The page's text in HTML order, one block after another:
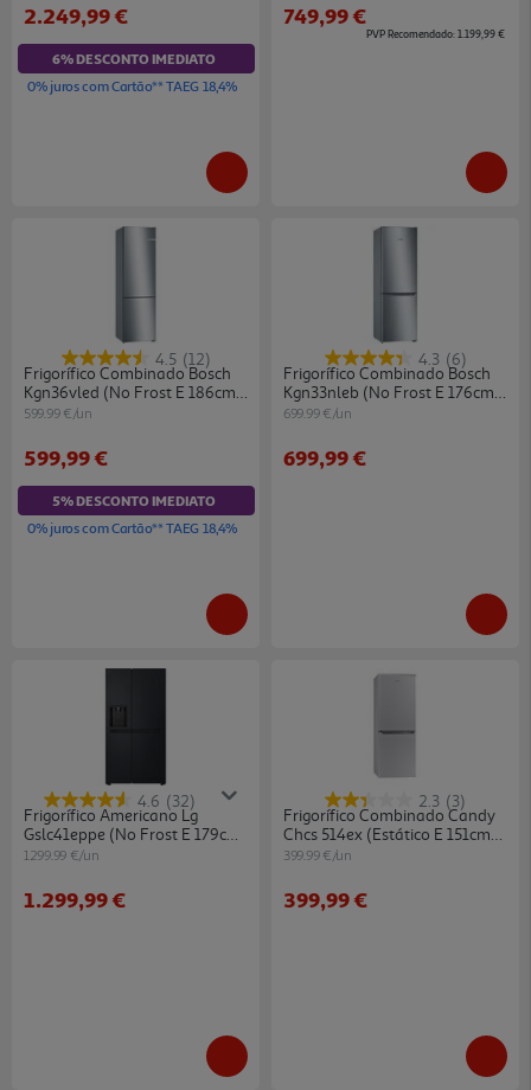
2.249,99 €
6% DESCONTO IMEDIATO
0% juros com Cartão** TAEG 18,4%
749,99 €
PVP Recomendado: 1.199,99 €
4.5 (12)
Frigorífico Combinado Bosch
Kgn36vled (no Frost E 186cm
326l Inox)
599.99 €/un
599,99 €
5% DESCONTO IMEDIATO
0% juros com Cartão** TAEG 18,4%
4.3 (6)
Frigorífico Combinado Bosch
Kgn33nleb (no Frost E 176cm
282l Inox)
699.99 €/un
699,99 €
4.6 (32)
Frigorífico Americano Lg
Gslc41eppe (no Frost E 179cm
641l Preto)
1299.99 €/un
1.299,99 €
2.3 (3)
Frigorífico Combinado Candy
Chcs 514ex (estático E 151cm
207l Inox)
399.99 €/un
399,99 €